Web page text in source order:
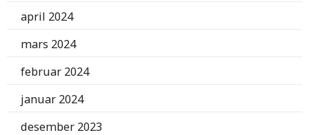
april 2024
mars 2024
februar 2024
januar 2024
desember 2023